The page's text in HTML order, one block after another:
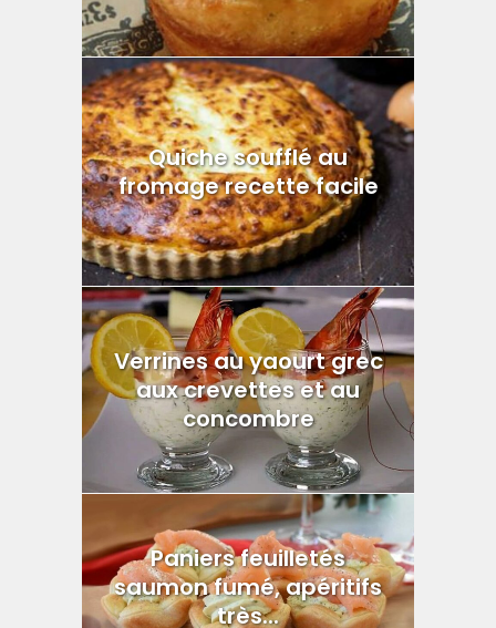
Quiche soufflé au
fromage recette facile
Verrines au yaourt grec
aux crevettes et au
concombre
Paniers feuilletés
saumon fumé, apéritifs
très...